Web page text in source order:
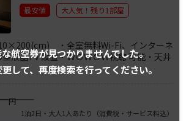
航空券が見つかりませんでした。
して、 再度検索を行ってください。
最安値 大人気！残り1部屋
・全室無料Wi-Fi、インターネ
液晶TV 設置・ＷＯＷＯＷ視聴 可能・天井
円
1泊2日・大人1人あたり （消費税・サービス料込）